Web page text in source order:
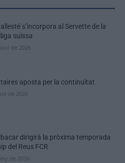
s’incorpora al Servette de la
suïssa
de 2026
aposta per la continuïtat
de 2026
dirigirà la pròxima temporada
del Reus FCR
de 2026